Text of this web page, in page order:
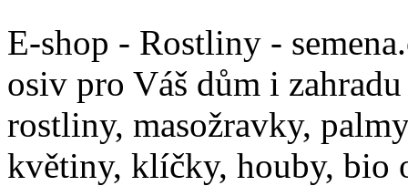
E-shop - Rostliny -
osiv pro Váš dům i
rostliny, masožravky,
květiny, klíčky, houby, bio